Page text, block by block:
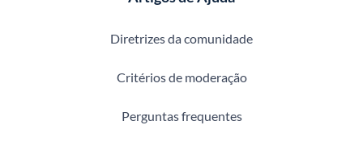
Diretrizes da comunidade
Critérios de moderação
Perguntas frequentes